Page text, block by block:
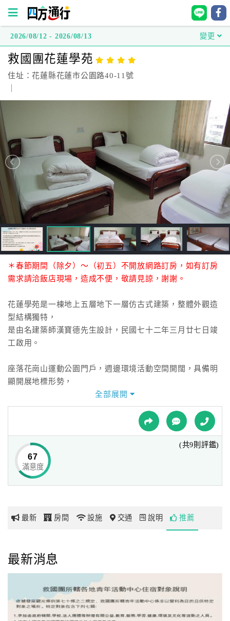
方
通
訂
台
灣
訂
房
直
接
跟
飯
店
訂
HOT
特
民
宿
車
帶
玩
地
2026/08/12 - 2026/08/13 變更
救國團花蓮學苑
住址：花蓮縣花蓮市公園路40-11號
＊春節期間（除夕）～（初五）不開放網路訂房，如有訂房
需求請洽飯店現場，造成不便，敬請見諒，謝謝。
花蓮學苑是一棟地上五層地下一層仿古式建築，整體外觀造
型結構獨特，
是由名建築師漢寶德先生設計，民國七十二年三月廿七日竣
工啟用。
座落花崗山運動公園門戶，週邊環境活動空間開闊，具備明
顯開展地標形勢，
面臨太平洋花蓮港，傍依美崙溪彎延出海，
居高臨下緊接著花蓮市觀光中心，交通停車便捷，是光臨花
歷來參與花蓮地區相關假期青年自強活動及休閒活動的朋
友，一定對學苑留有深刻印象吧！
而平時學苑更是遠道負笈學子溫暖的居家。
現有提供過境住宿房容量(房間皆為冷氣房)，
歸的服務。
＜服務項目＞
．就讀高中職遠道生長期住宿
．團體或個人過境旅遊住宿
全部展開
67
滿意度
(共9則評鑑)
最新 房間 設施 交通 說明 推薦
最新消息